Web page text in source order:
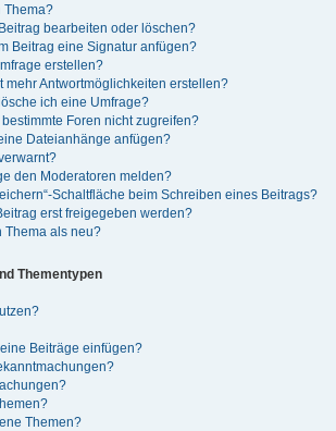
Thema?
bearbeiten oder löschen?
Beitrag eine Signatur anfügen?
erstellen?
mehr Antwortmöglichkeiten erstellen?
ich eine Umfrage?
Foren nicht zugreifen?
Dateianhänge anfügen?
den Moderatoren melden?
Schaltfläche beim Schreiben eines Beitrags?
erst freigegeben werden?
Thema als neu?
Thementypen
Beiträge einfügen?
Themen?